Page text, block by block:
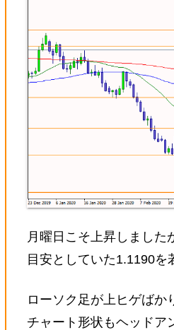
月曜日こそ上昇しました
目安としていた1.1190を
ローソク足が上ヒゲばか
チャート形状もヘッドア